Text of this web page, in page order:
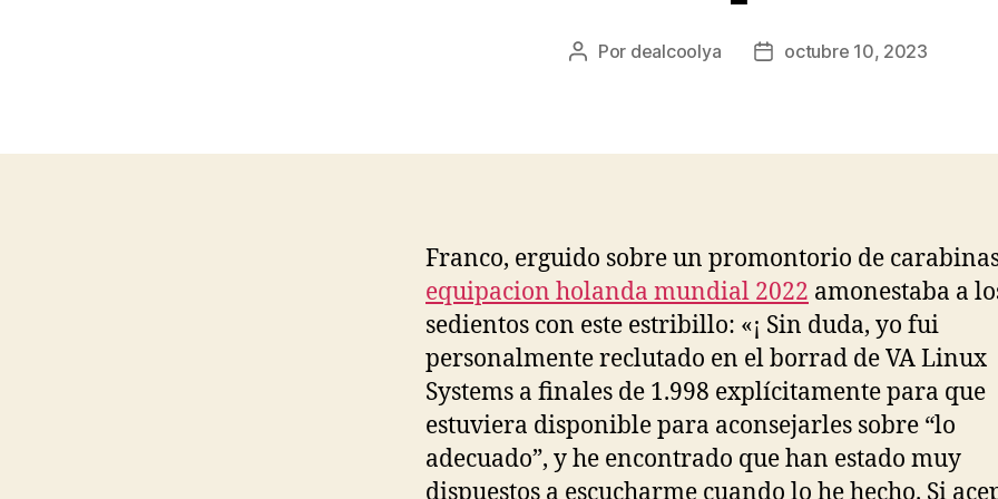
Autor
Por dealcoolya
Fechaoctubre 10, 2023
Franco, erguido sobre un promontorio de
equipacion holanda mundial 2022 amonestaba a
sedientos con este estribillo: «¡ Sin duda, yo fui
personalmente reclutado en el borrad de VA Linux
Systems a finales de 1.998 explícitamente para que
estuviera disponible para aconsejarles sobre “lo
adecuado”, y he encontrado que han estado muy
dispuestos a escucharme cuando lo he hecho. Si